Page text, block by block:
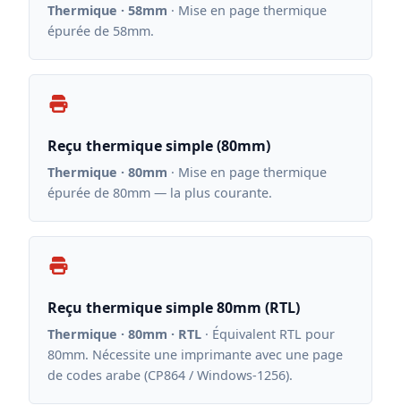
Thermique · 58mm · Mise en page thermique
épurée de 58mm.
Reçu thermique simple (80mm)
Thermique · 80mm · Mise en page thermique
épurée de 80mm — la plus courante.
Reçu thermique simple 80mm (RTL)
Thermique · 80mm · RTL · Équivalent RTL pour
80mm. Nécessite une imprimante avec une page
de codes arabe (CP864 / Windows-1256).